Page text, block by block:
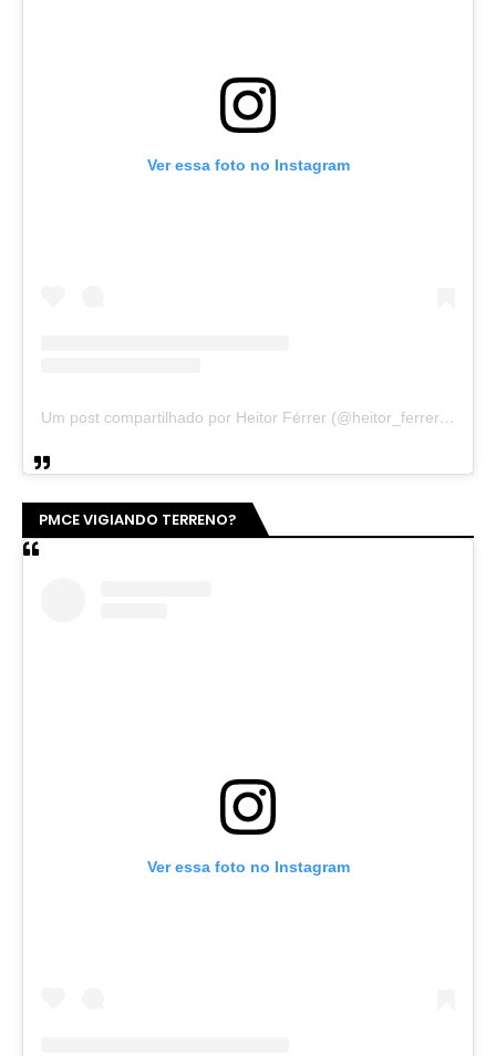
Ver essa foto no Instagram
Um post compartilhado por Heitor Férrer (@heitor_ferrer77)
PMCE VIGIANDO TERRENO?
Ver essa foto no Instagram